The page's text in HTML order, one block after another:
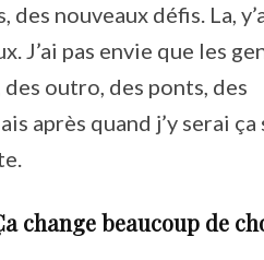
nouveaux défis. La,
J’ai pas envie que les
outro, des ponts, des
après quand j’y serai ça
change beaucoup de